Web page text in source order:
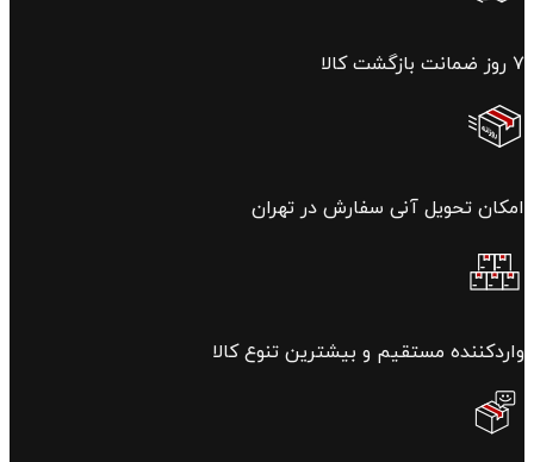
۷ روز ضمانت بازگشت کالا
امکان تحویل آنی سفارش در تهران
واردکننده مستقیم و بیشترین تنوع کالا